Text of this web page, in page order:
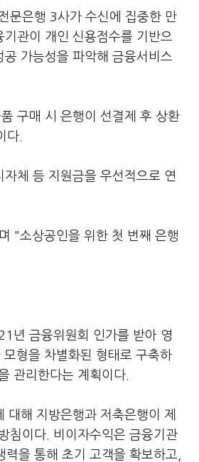
문은행 3사가 수신에 집중한 만
관이 개인 신용점수를 기반으
가능성을 파악해 금융서비스
품 구매 시 은행이 선결제 후 상환
다.
체 등 지원금을 우선적으로 연
"소상공인을 위한 첫 번째 은행
년 금융위원회 인가를 받아 영
형을 차별화된 형태로 구축하
관리한다는 계획이다.
해 지방은행과 저축은행이 제
침이다. 비이자수익은 금융기관
을 통해 초기 고객을 확보하고,